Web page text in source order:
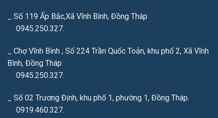
_ Số 119 Ấp Bắc,Xã Vĩnh Bình, Đồng Tháp
0945.250.327.
_ Chợ Vĩnh Bình ; Số 224 Trần Quốc Toản, khu phố 2, Xã Vĩnh
Bình, Đồng Tháp
0945.250.327.
_ Số 02 Trương Định, khu phố 1, phường 1, Đồng Tháp.
0919.460.327.